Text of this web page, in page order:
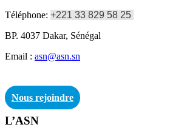
Téléphone: +221 33 829 58 25
BP. 4037 Dakar, Sénégal
Email : asn@asn.sn
Nous rejoindre
L’ASN